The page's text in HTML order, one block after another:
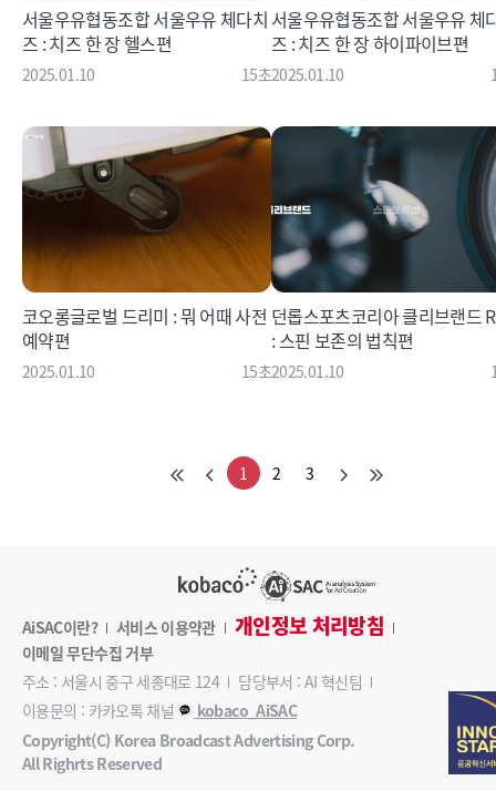
서울우유협동조합 서울우유 체다치
즈 : 치즈 한 장 헬스편
2025.01.10 15초
서울우유협동조합 서울우유 체
즈 : 치즈 한 장 하이파이브편
2025.01.10
코오롱글로벌 드리미 : 뭐 어때 사전
예약편
2025.01.10 15초
던롭스포츠코리아 클리브랜드
: 스핀 보존의 법칙편
2025.01.10
1 2 3
AiSAC이란? 서비스 이용약관 개인정보 처리방침
이메일 무단수집 거부
주소 : 서울시 중구 세종대로 124
담당부서 : AI 혁신팀
이용문의 : 카카오톡 채널
kobaco_AiSAC
Copyright(C) Korea Broadcast Advertising Corp.
All Righrts Reserved